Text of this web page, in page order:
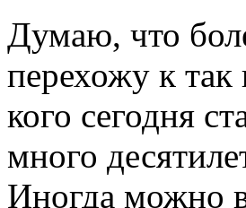
Думаю, что
перехожу к
кого сегодня
много
Иногда можно